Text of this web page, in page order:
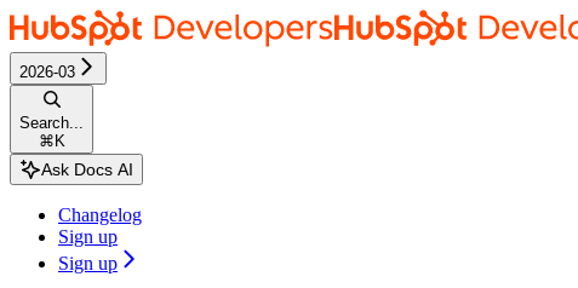
Documentation Index
Fetch the complete documentation index at:
Use this file to discover all available pages before exploring further.
Skip to main content
HubSpot docshome page
2026-03
Search...
⌘ K
Changelog
Sign up
Sign up